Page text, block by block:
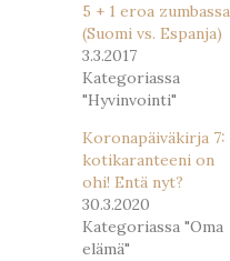
5 + 1 eroa zumbassa
(Suomi vs. Espanja)
3.3.2017
Kategoriassa
"Hyvinvointi"
Koronapäiväkirja 7:
kotikaranteeni on
ohi! Entä nyt?
30.3.2020
Kategoriassa "Oma
elämä"